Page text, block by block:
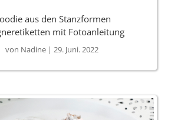
aus den Stanzformen
mit Fotoanleitung
von Nadine| 29. Juni. 2022